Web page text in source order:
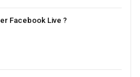
Facebook Live ?